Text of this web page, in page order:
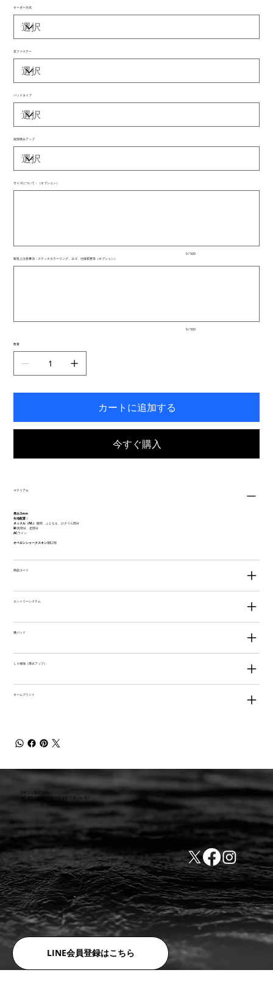
オーダー方式
足ファスナー
パッドタイプ
尻部厚みアップ
サイズについて：（オプション）
入
0 / 500
製造上注意事項：ステッチカラーリング、ロゴ、仕様変更等（オプション）
入
き
す。
0 / 500
数量
カートに追加する
今すぐ購入
マテリアル
厚み:3mm
生地配置：
ネッスル（NL）:腹部、ふともも、ひざうら部分
BI:尻部分、足部分
AC:ライン
オペロンシャークスキン:開口部
商品コード
エントリーシステム
膝パッド
しり補強（厚みアップ）
ネームプリント
LINE会員登録はこちら
小林ゴム株式会社
441-8016 愛知県豊橋市新栄町字東小向76-1
TEL:0532-31-4646
FAX:0532-32-6810
​会社概要
​利用規約